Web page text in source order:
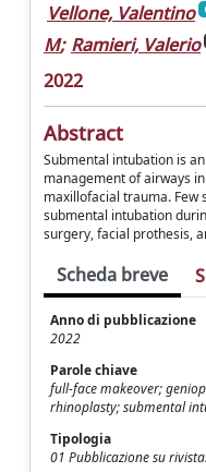
Vellone, Valentino
M; Ramieri, Valerio
2022
Abstract
Submental intubation is
management of airways
maxillofacial trauma. Few
submental intubation
surgery, facial prothesis,
Scheda breve
Anno di pubblicazione
2022
Parole chiave
full-face makeover;
rhinoplasty; submental
Tipologia
01 Pubblicazione su